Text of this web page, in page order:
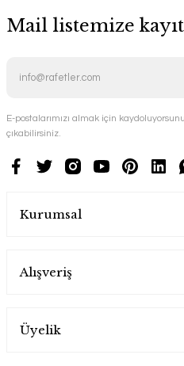
Mail listemize
E-postalarımızı almak için
çıkabilirsiniz.
Kurumsal
Alışveriş
Üyelik